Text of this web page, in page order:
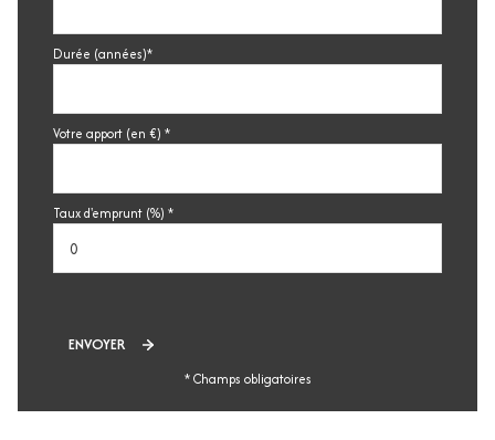
Durée (années)*
Votre apport (en €) *
Taux d'emprunt (%) *
ENVOYER
* Champs obligatoires